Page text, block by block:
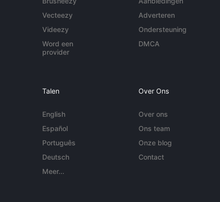
Vecteezy
Videezy
Word een
provider
Adverteren
Ondersteuning
DMCA
Talen
English
Español
Português
Deutsch
Meer...
Over Ons
Over ons
Ons team
Onze blog
Contact